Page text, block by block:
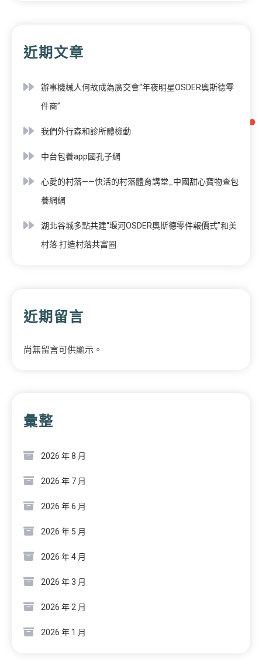
近期文章
辦事機械人何故成為廣交會“年夜明星OSDER奧斯德零
件商”
我們外行森和診所體檢動
中台包養app國孔子網
心愛的村落——快活的村落體育講堂_中國甜心寶物查包
養網網
湖北谷城多點共建“堰河OSDER奧斯德零件報價式”和美
村落 打造村落共富圈
近期留言
尚無留言可供顯示。
彙整
2026 年 8 月
2026 年 7 月
2026 年 6 月
2026 年 5 月
2026 年 4 月
2026 年 3 月
2026 年 2 月
2026 年 1 月